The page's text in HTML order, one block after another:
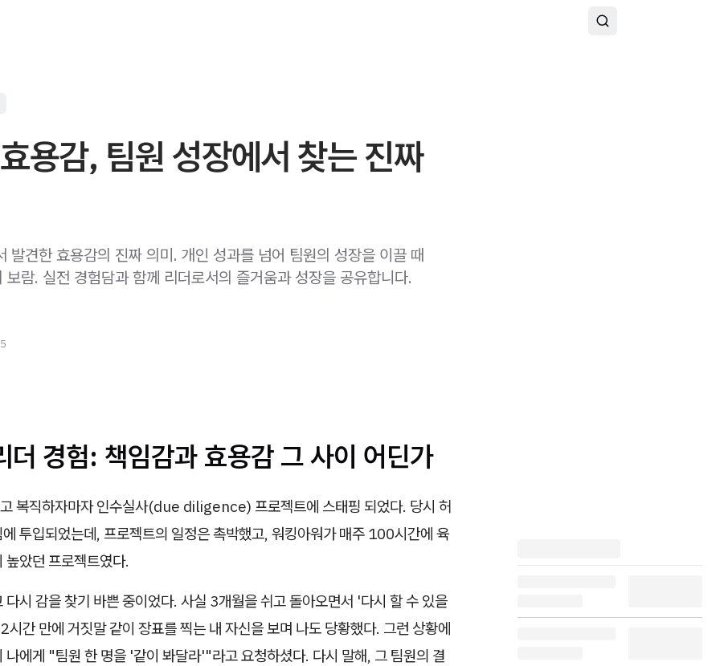
용감, 팀원 성장에서 찾는 진짜
발견한 효용감의 진짜 의미. 개인 성과를 넘어 팀원의 성장을 이끌 때
보람. 실전 경험담과 함께 리더로서의 즐거움과 성장을 공유합니다.
더 경험: 책임감과 효용감 그 사이 어딘가
복직하자마자 인수실사(due diligence) 프로젝트에 스태핑 되었다. 당시 허
투입되었는데, 프로젝트의 일정은 촉박했고, 워킹아워가 매주 100시간에 육
높았던 프로젝트였다.
다시 감을 찾기 바쁜 중이었다. 사실 3개월을 쉬고 돌아오면서 '다시 할 수 있을
시간 만에 거짓말 같이 장표를 찍는 내 자신을 보며 나도 당황했다. 그런 상황에
나에게 "팀원 한 명을 '같이 봐달라'"라고 요청하셨다. 다시 말해, 그 팀원의 결